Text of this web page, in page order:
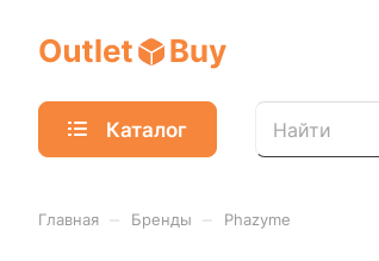
Каталог
Главная Бренды Phazyme